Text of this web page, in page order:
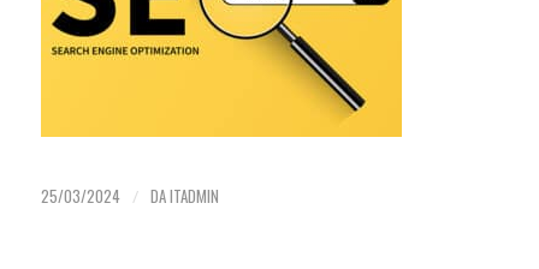
25/03/2024 / DAITADMIN